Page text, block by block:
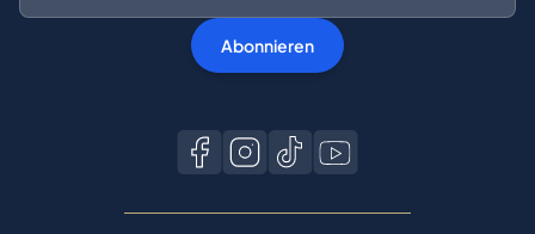
Abonnieren